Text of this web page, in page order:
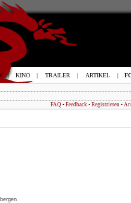
FAQ • Feedback • Registrieren •
| KINO | TRAILER | ARTIKEL |